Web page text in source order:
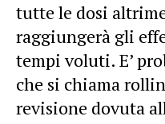
tutte le dosi
raggiungerà gli
tempi voluti. E’
che si chiama
revisione dovuta